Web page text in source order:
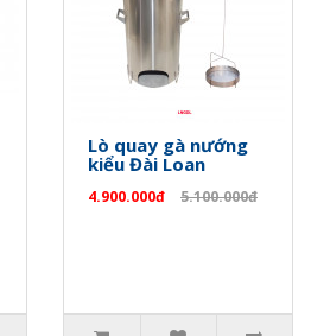
Lò quay gà nướng
kiểu Đài Loan
4.900.000đ 5.100.000đ